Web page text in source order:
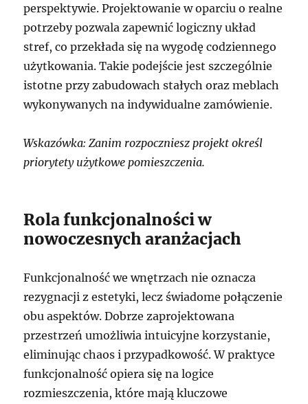
perspektywie. Projektowanie w oparciu o realne
potrzeby pozwala zapewnić logiczny układ
stref, co przekłada się na wygodę codziennego
użytkowania. Takie podejście jest szczególnie
istotne przy zabudowach stałych oraz meblach
wykonywanych na indywidualne zamówienie.
Wskazówka: Zanim rozpoczniesz projekt określ
priorytety użytkowe pomieszczenia.
Rola funkcjonalności w
nowoczesnych aranżacjach
Funkcjonalność we wnętrzach nie oznacza
rezygnacji z estetyki, lecz świadome połączenie
obu aspektów. Dobrze zaprojektowana
przestrzeń umożliwia intuicyjne korzystanie,
eliminując chaos i przypadkowość. W praktyce
funkcjonalność opiera się na logice
rozmieszczenia, które mają kluczowe